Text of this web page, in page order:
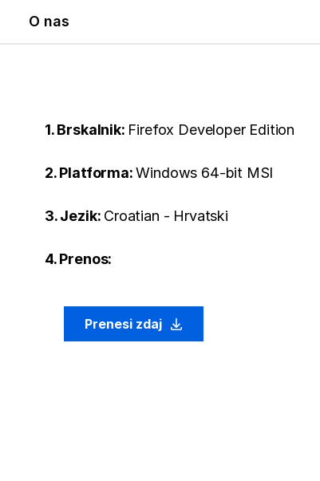
O nas
1. Brskalnik: Firefox Developer Edition
2. Platforma:Windows 64-bit MSI
3. Jezik: Croatian - Hrvatski
4. Prenos:
Prenesi zdaj